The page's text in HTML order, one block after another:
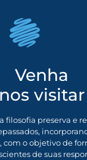
Venha
nos visitar
filosofia preserva e
o objetivo de
de suas